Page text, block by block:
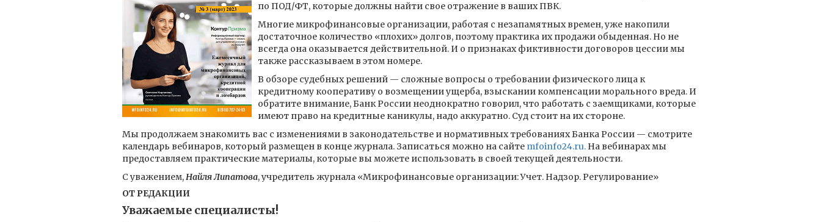
по ПОД/ФТ, которые должны найти свое отражение в ваших ПВК.
Многие микрофинансовые организации, работая с незапамятных времен, уже накопили
достаточное количество «плохих» долгов, поэтому практика их продажи обыденная. Но не
всегда она оказывается действительной. И о признаках фиктивности договоров цессии мы
также рассказываем в этом номере.
В обзоре судебных решений — сложные вопросы о требовании физического лица к
кредитному кооперативу о возмещении ущерба, взыскании компенсации морального вреда. И
обратите внимание, Банк России неоднократно говорил, что работать с заемщиками, которые
имеют право на кредитные каникулы, надо аккуратно. Суд стоит на их стороне.
Мы продолжаем знакомить вас с изменениями в законодательстве и нормативных требованиях Банка России — смотрите
календарь вебинаров, который размещен в конце журнала. Записаться можно на сайте mfoinfo24.ru.На вебинарах мы
предоставляем практические материалы, которые вы можете использовать в своей текущей деятельности.
С уважением,Найля Липатова, учредитель журнала «Микрофинансовые организации: Учет. Надзор. Регулирование»
ОТ РЕДАКЦИИ
Уважаемые специалисты!